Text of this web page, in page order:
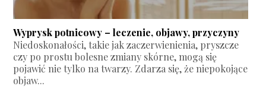
Wyprysk potnicowy – leczenie, objawy, przyczyny
Niedoskonałości, takie jak zaczerwienienia, pryszcze
czy po prostu bolesne zmiany skórne, mogą się
pojawić nie tylko na twarzy. Zdarza się, że niepokojące
objaw...